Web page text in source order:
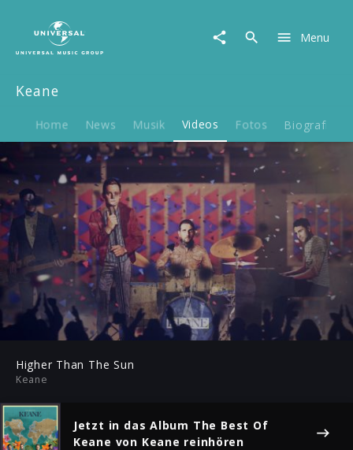
Than
Menu
Keane
Home News Musik Videos Fotos Biografie
-03:21
Mute
Play
Higher Than The Sun
Keane
Jetzt in das Album The Best Of
Keane von Keane reinhören